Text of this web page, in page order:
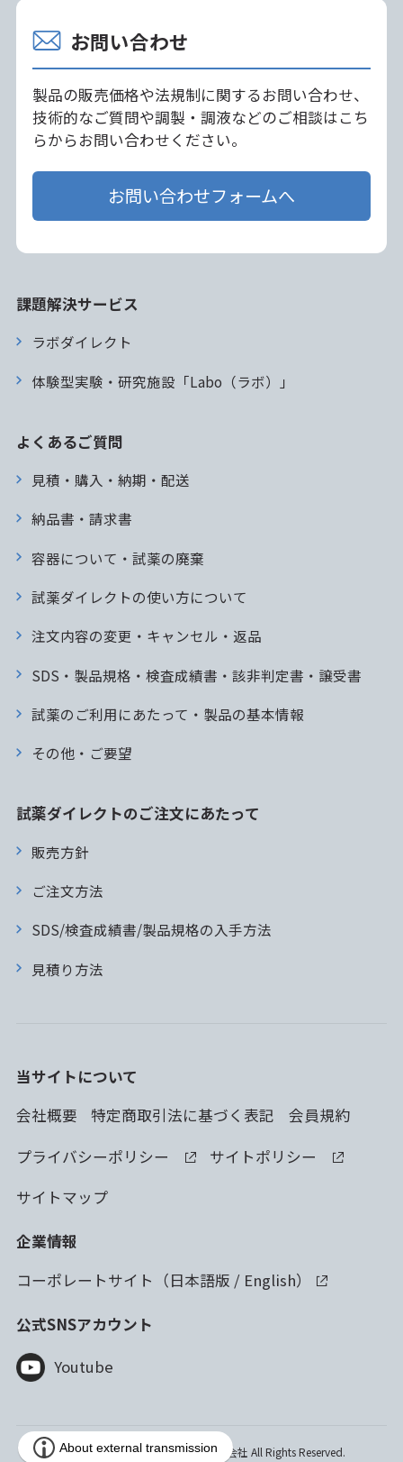
お問い合わせ
製品の販売価格や法規制に関するお問い合わせ、
技術的なご質問や調製・調液などのご相談はこち
らからお問い合わせください。
お問い合わせフォームへ
課題解決サービス
ラボダイレクト
体験型実験・研究施設「Labo（ラボ）」
よくあるご質問
見積・購入・納期・配送
納品書・請求書
容器について・試薬の廃棄
試薬ダイレクトの使い方について
注文内容の変更・キャンセル・返品
SDS・製品規格・検査成績書・該非判定書・譲受書
試薬のご利用にあたって・製品の基本情報
その他・ご要望
試薬ダイレクトのご注文にあたって
販売方針
ご注文方法
SDS/検査成績書/製品規格の入手方法
見積り方法
当サイトについて
会社概要
特定商取引法に基づく表記
会員規約
プライバシーポリシー
サイトポリシー
サイトマップ
企業情報
コーポレートサイト（日本語版 / English）
公式SNSアカウント
Youtube
Copyright © 2023 林純薬工業株式会社 All Rights Reserved.